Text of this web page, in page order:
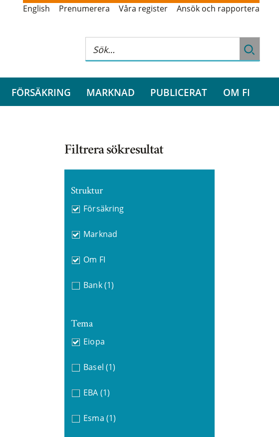
English Prenumerera Våra register Ansök och rapportera
FÖRSÄKRING MARKNAD PUBLICERAT OM FI
Filtrera sökresultat
Struktur
Försäkring
Marknad
Om FI
Bank (1)
Tema
Eiopa
Basel (1)
EBA (1)
Esma (1)